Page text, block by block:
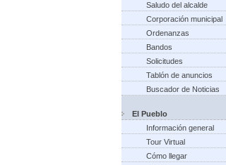
Saludo del alcalde
Corporación municipal
Ordenanzas
Bandos
Solicitudes
Tablón de anuncios
Buscador de Noticias
El Pueblo
Información general
Tour Virtual
Cómo llegar